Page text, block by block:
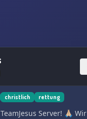
christlich rettung
Server! 🙏🏼 Wir